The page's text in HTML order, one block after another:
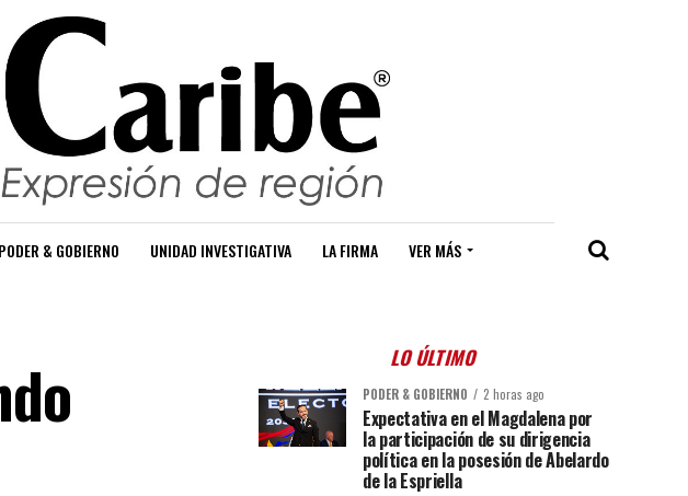
PODER & GOBIERNO UNIDAD INVESTIGATIVA LA FIRMA VER MÁS
LO ÚLTIMO
PODER & GOBIERNO 2 horas ago
Expectativa en el Magdalena por
la participación de su dirigencia
política en la posesión de Abelardo
de la Espriella